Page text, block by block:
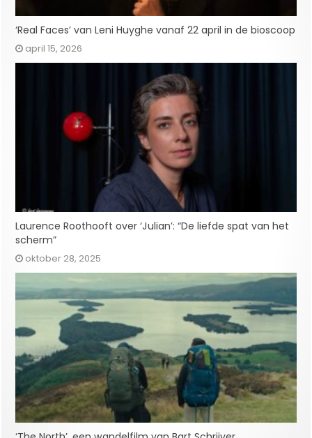
‘Real Faces’ van Leni Huyghe vanaf 22 april in de bioscoop
april 15, 2026
Laurence Roothooft over ‘Julian’: “De liefde spat van het
scherm”
oktober 28, 2025